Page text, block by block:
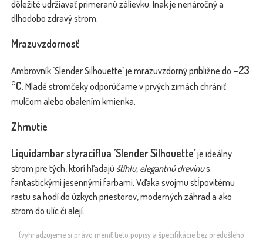
dôležité udržiavať primeranú zálievku. Inak je nenáročný a
dlhodobo zdravý strom.
Mrazuvzdornosť
Ambrovník ´Slender Silhouette´ je mrazuvzdorný približne do –23
°C. Mladé stromčeky odporúčame v prvých zimách chrániť
mulčom alebo obalením kmienka.
Zhrnutie
Liquidambar styraciflua ´Slender Silhouette´je ideálny
strom pre tých, ktorí hľadajú štíhlu, elegantnú drevinus
fantastickými jesennými farbami. Vďaka svojmu stĺpovitému
rastu sa hodí do úzkych priestorov, moderných záhrad a ako
strom do ulíc či alejí.
(vyhradzujeme si právo meniť tieto popisy a špecifikácie bez predošlého